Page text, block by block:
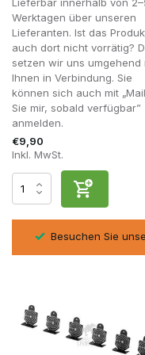
Airsoft-Zielscheiben
Fähigkeiten verbessern
möchten.
Häufig gestellte
Welche Zielscheiben
Anfänger?
zu beginnen.
Kann ich Zielscheiben
Ja, vorausgesetzt, du
achtest auf den
Was ist besser,
Wie verbessere ich
Durch regelmäßiges
und Zielen.
Mit den richtigen
Präzision, Kontrolle
Werktagen über unseren
Lieferanten. Ist das
auch dort nicht vorrätig?
setzen wir uns umgehend
Ihnen in Verbindung. Sie
können sich auch mit
Sie mir, sobald verfügbar”
anmelden.
€9,90
Inkl. MwSt.
aan den IJssel